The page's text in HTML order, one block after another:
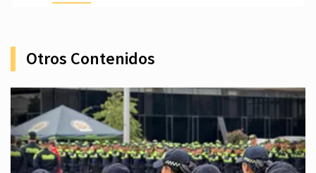
Otros Contenidos